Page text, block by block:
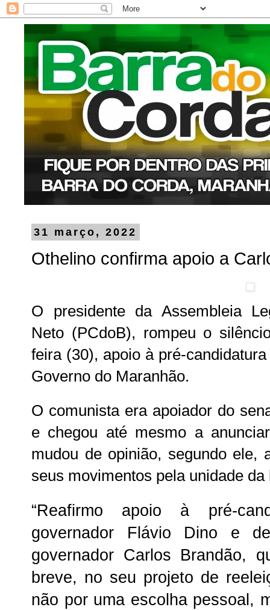
31 março, 2022
Othelino confirma apoio a
O presidente da Assembleia
Neto (PCdoB), rompeu o
feira (30), apoio à pré-
Governo do Maranhão.
O comunista era apoiador do
e chegou até mesmo a
mudou de opinião, segundo ele,
seus movimentos pela unidade da
“Reafirmo apoio à pré-
governador Flávio Dino e
governador Carlos Brandão,
breve, no seu projeto de
não por uma escolha pessoal,